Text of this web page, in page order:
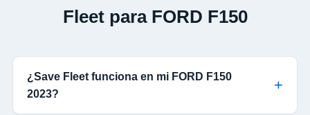
Fleet para FORD F150
¿Save Fleet funciona en mi FORD F150
2023?